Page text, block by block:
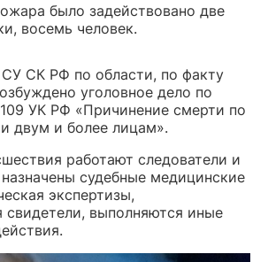
было задействовано две
восемь человек.
СУ СК РФ по области, по факту
уголовное дело по
УК РФ «Причинение смерти по
двум и более лицам».
работают следователи и
судебные медицинские
экспертизы,
выполняются иные